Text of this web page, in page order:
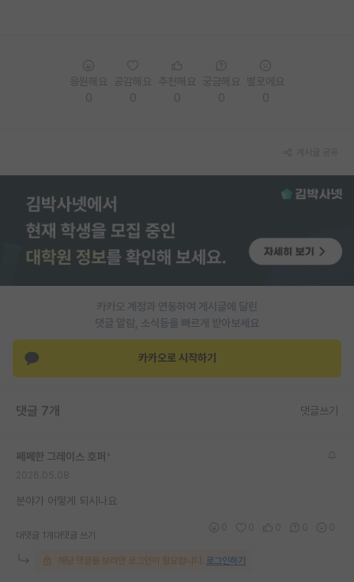
유학교육
이벤트
반도체 아카데미
카카오 계정과 연동하여 게시글에 달린
댓글 알람, 소식등을 빠르게 받아보세요
카카오로 시작하기
댓글 7개 댓글쓰기
쩨쩨한 그레이스 호퍼
분야가 어떻게 되시나요
대댓글 1개 대댓글 쓰기
해당 댓글을 보려면 로그인이 필요합니다. 로그인하기